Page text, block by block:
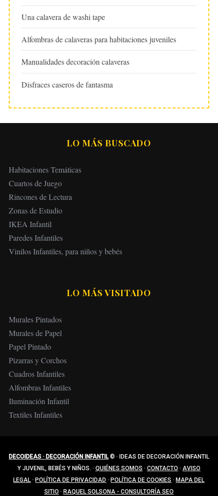
Una calavera de washi tape
Alfombras de calaveras para habitaciones juveniles
Manualidades decoración calaveras
Disfraces caseros de fantasma
LO MÁS BUSCADO
Habitaciones Temáticas
Cuartos de Juego
Rincones de Lectura
Zonas de Estudio
IKEA Infantil
Paredes Infantiles
Vinilos Infantiles, para niños y bebés
LO MÁS VISITADO
Murales Pintados
Murales de Papel
Papel Pintado
Pizarras y Corchos
Cuadros Infantiles
Alfombras Infantiles
Iluminación Infantil
Textiles Infantiles
DECOIDEAS · DECORACIÓN INFANTIL© ·
IDEAS DE DECORACIÓN INFANTIL
Y JUVENIL, BEBÉS Y NIÑOS. · QUIÉNES SOMOS · CONTACTO · AVISO
LEGAL · POLÍTICA DE PRIVACIDAD · POLÍTICA DE COOKIES · MAPA DEL
SITIO · RAQUEL SOLSONA - CONSULTORÍA SEO